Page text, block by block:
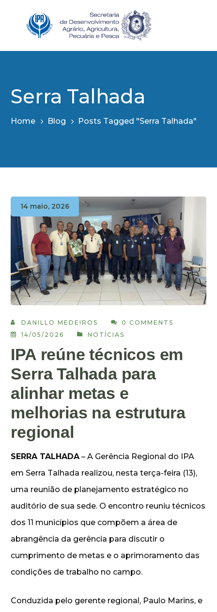
Serra Talhada
Home Blog Posts Tagged "Serra Talhada"
14 maio, 2026
DANILLO MEDEIROS
0 COMMENTS
14/05/2026
NOTÍCIAS
IPA reúne técnicos em
Serra Talhada para
alinhar metas e
melhorias na estrutura
regional
SERRA TALHADA– A Gerência Regional do IPA
em Serra Talhada realizou, nesta terça-feira (13),
uma reunião de planejamento estratégico no
auditório de sua sede. O encontro reuniu técnicos
dos 11 municípios que compõem a área de
abrangência da gerência para discutir o
cumprimento de metas e o aprimoramento das
condições de trabalho no campo.
Conduzida pelo gerente regional, Paulo Marins, e